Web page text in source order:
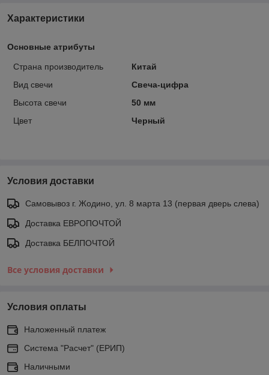
Характеристики
Основные атрибуты
Страна производитель
Китай
Вид свечи
Свеча-цифра
Высота свечи
50 мм
Цвет
Черный
Условия доставки
Самовывоз г. Жодино, ул. 8 марта 13 (первая дверь слева)
Доставка ЕВРОПОЧТОЙ
Доставка БЕЛПОЧТОЙ
Все условия доставки
Условия оплаты
Наложенный платеж
Система "Расчет" (ЕРИП)
Наличными